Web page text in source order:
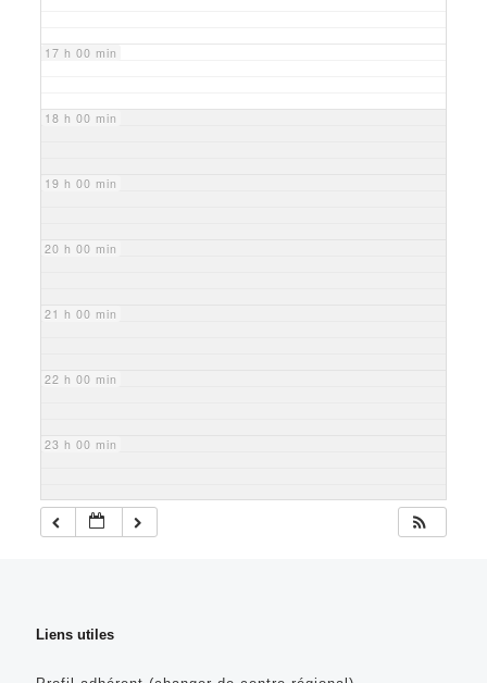
17 h 00 min
18 h 00 min
19 h 00 min
20 h 00 min
21 h 00 min
22 h 00 min
23 h 00 min
Liens utiles